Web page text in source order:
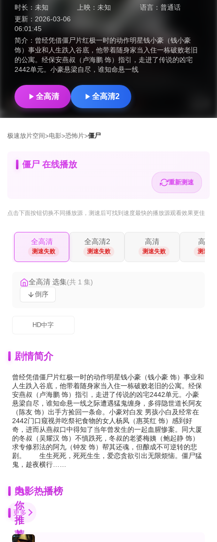
时长： 未知 上映：未知 语言： 普通话
更新： 2026-03-06
06:01:45
简介： 曾经凭借僵尸片红极一时的动作明星钱小豪（钱小豪
饰）事业和人生跌入谷底，他带着随身家当入住一栋破败老旧
的公寓。经保安燕叔（卢海鹏 饰）指引，走进了传说的凶宅
2442单元。小豪悬梁自尽，谁知命悬一线
全高清 全高清2
极速放片空间>电影>恐怖片>僵尸
僵尸 在线播放
重新测速
点击下面按钮切换不同播放源 ，测速后可找到速度最快的播放源观看效果更佳
全高清
测速失败
全高清2
测速失败
高清
测速失败
高清2
测速失
全高清 选集(共 1 集)
倒序
HD中字
剧情简介
曾经凭借僵尸片红极一时的动作明星钱小豪（钱小豪 饰）事业和
人生跌入谷底，他带着随身家当入住一栋破败老旧的公寓。经保
安燕叔（卢海鹏 饰）指引，走进了传说的凶宅2442单元。小豪
悬梁自尽，谁知命悬一线之际遭遇猛鬼缠身，多得隐世道长阿友
（陈友 饰）出手方捡回一条命。小豪对白发 男孩小白及经常在
2442门口窥视并吃祭祀食物的女人杨凤（惠英红 饰）感到好
奇，进而从燕叔口中得知了当年曾发生的一起血腥惨案。同大厦
的冬叔（吴耀汉 饰）不慎跌死，冬叔的老婆梅姨（鲍起静 饰）
求专修邪法的阿九（钟发 饰）帮其还魂，但酿成不可逆转的悲
剧。 生生死死，死死生生，爱恋贪欲引出无限烦恼。僵尸猛
鬼，趁夜横行……
为
你
推
荐
电影热播榜
更多